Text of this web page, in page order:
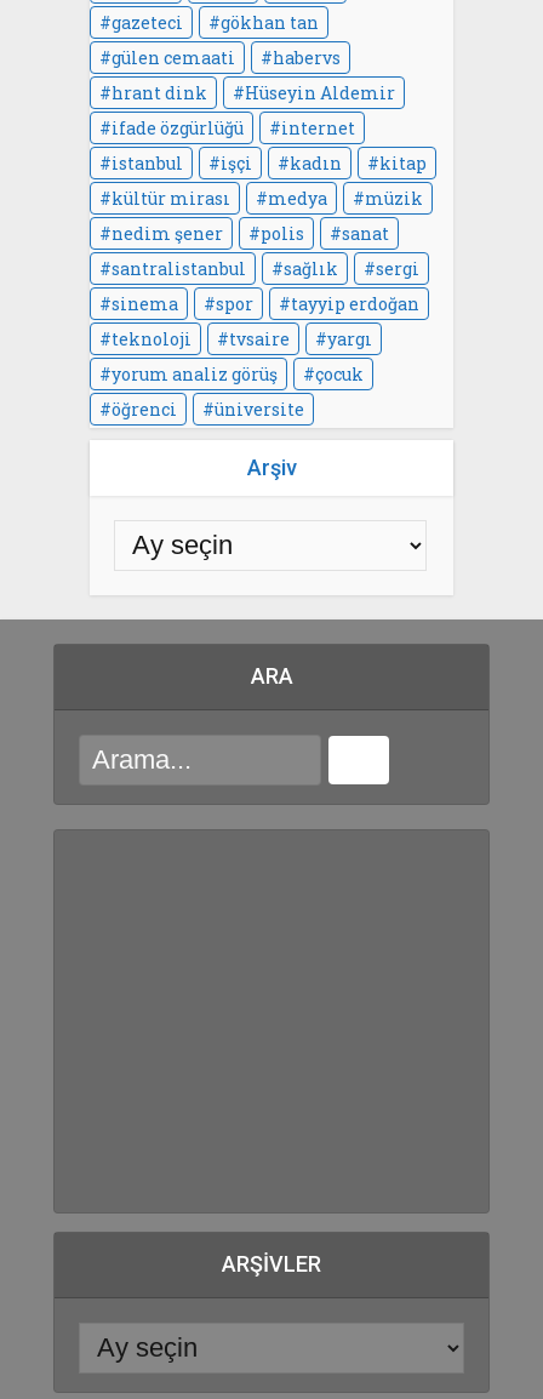
gazeteci
gökhan tan
gülen cemaati
habervs
hrant dink
Hüseyin Aldemir
ifade özgürlüğü
internet
istanbul
işçi kadın
kitap
kültür mirası
medya
müzik
nedim şener
polis
sanat
santralistanbul
sağlık
sergi
sinema
spor
tayyip erdoğan
teknoloji
tvsaire
yargı
yorum analiz görüş
çocuk
öğrenci
üniversite
Arşiv
ARA
ARŞIVLER